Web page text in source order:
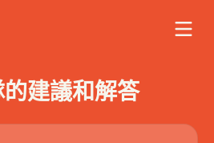
建議和解答